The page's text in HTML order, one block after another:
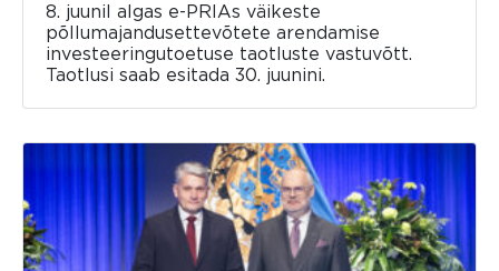
8. juunil algas e-PRIAs väikeste
põllumajandusettevõtete arendamise
investeeringutoetuse taotluste vastuvõtt.
Taotlusi saab esitada 30. juunini.